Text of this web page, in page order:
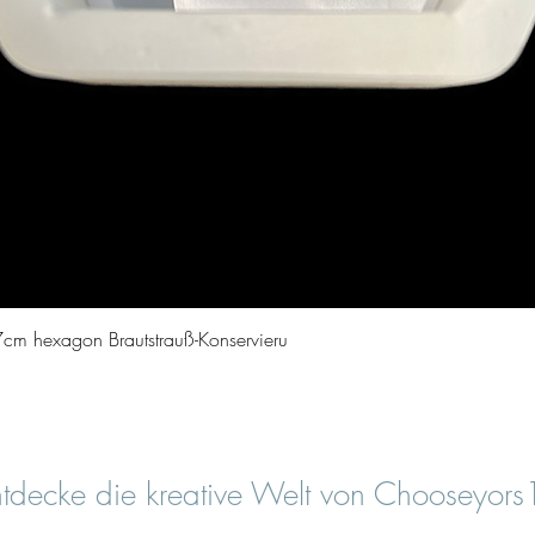
Quick View
hexagon Brautstrauß-Konservieru
die kreative Welt von